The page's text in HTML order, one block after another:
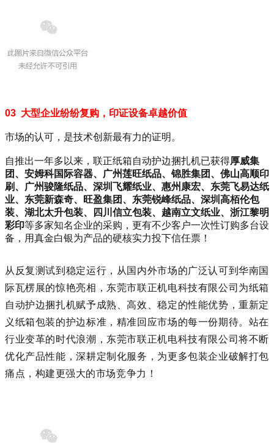
03 大型企业纷纷复购，印证设备卓越价值
市场的认可，是技术创新最有力的证明。
自推出一年多以来，联正纸箱自动护边捆扎机已获得厚威集
团 、安姆科国际容器、广州莲旺纸品、锦胜集团、 佛山高顺印
刷 、广州骏隆纸品、深圳飞耀纸业、惠州康宏、东莞飞易达纸
业、 东莞新森奇、旺盈集团、东莞锐峰纸品、深圳高栢伦包
装、湖北太升包装、四川信立包装、越南立文纸业、浙江黎明
彩印等多家知名企业的采购，更有不少客户一次性订购多台设
备，用真金白银为产品的硬核实力投下信任票！
从反复测试到稳定运行，从国内外市场的广泛认可到华南国
际瓦楞展的惊艳亮相，东莞市联正机电科技有限公司为纸箱
自动护边捆扎机赋予成熟、高效、稳定的性能优势，重新定
义纸箱包装的护边标准，精准回应市场的每一份期待。 站在
行业变革的时代浪潮，东莞市联正机电科技有限公司将不断
优化产品性能，深耕定制化服务，为更多包装企业破解打包
痛点，构建更强大的市场竞争力！